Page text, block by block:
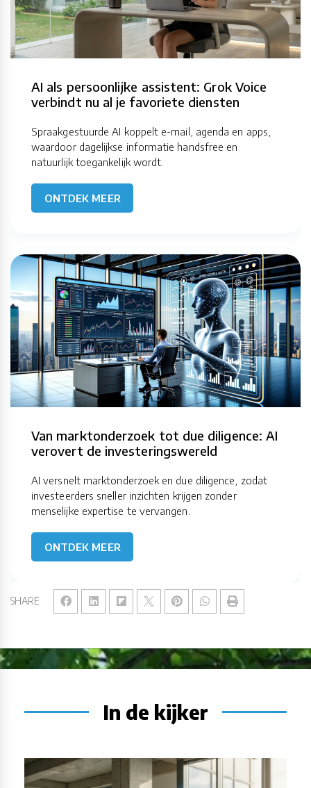
SHARE
AI als persoonlijke assistent: Grok Voice
verbindt nu al je favoriete diensten
Spraakgestuurde AI koppelt e-mail, agenda en apps,
waardoor dagelijkse informatie handsfree en
natuurlijk toegankelijk wordt.
ONTDEK MEER
Van marktonderzoek tot due diligence: AI
verovert de investeringswereld
AI versnelt marktonderzoek en due diligence, zodat
investeerders sneller inzichten krijgen zonder
menselijke expertise te vervangen.
ONTDEK MEER
In de kijker